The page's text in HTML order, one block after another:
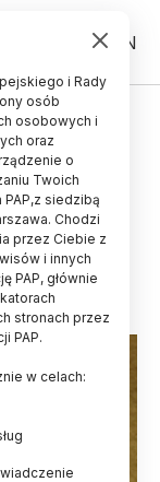
PL EN
Flatau,
i Rady
osób
osobowych i
oraz
o
Twoich
siedzibą
Chodzi
przez Ciebie z
i innych
PAP, głównie
stronach przez
PAP.
w celach: